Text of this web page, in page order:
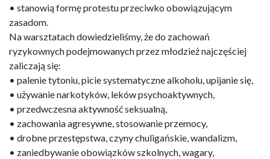
• stanowią formę protestu przeciwko obowiązującym
zasadom.
Na warsztatach dowiedzieliśmy, że do zachowań
ryzykownych podejmowanych przez młodzież najczęściej
zaliczają się:
• palenie tytoniu, picie systematyczne alkoholu, upijanie się,
• używanie narkotyków, leków psychoaktywnych,
• przedwczesna aktywność seksualną,
• zachowania agresywne, stosowanie przemocy,
• drobne przestępstwa, czyny chuligańskie, wandalizm,
• zaniedbywanie obowiązków szkolnych, wagary,